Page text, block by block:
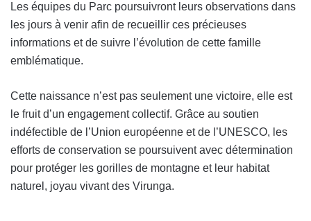
Les équipes du Parc poursuivront leurs observations dans
les jours à venir afin de recueillir ces précieuses
informations et de suivre l’évolution de cette famille
emblématique.
Cette naissance n’est pas seulement une victoire, elle est
le fruit d’un engagement collectif. Grâce au soutien
indéfectible de l’Union européenne et de l’UNESCO, les
efforts de conservation se poursuivent avec détermination
pour protéger les gorilles de montagne et leur habitat
naturel, joyau vivant des Virunga.